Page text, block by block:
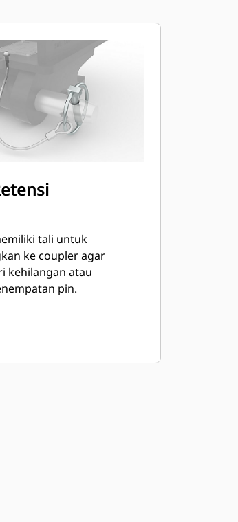
tali untuk
ke coupler agar
kehilangan atau
pin.